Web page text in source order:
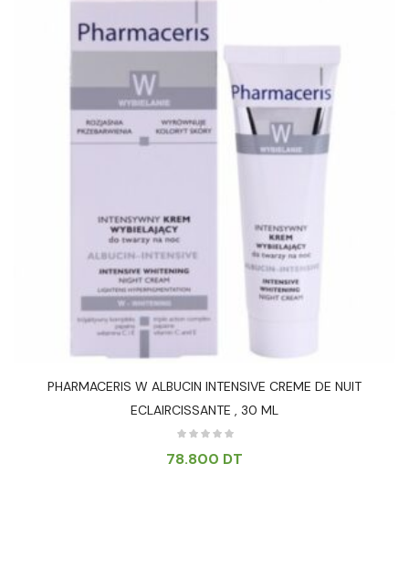
PHARMACERIS W ALBUCIN INTENSIVE CREME DE NUIT
ECLAIRCISSANTE , 30 ML
78.800 DT